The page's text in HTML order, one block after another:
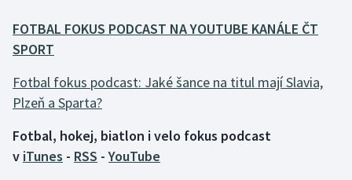
Házená
Jezdectví
Krasobruslení
FOTBAL FOKUS PODCAST NA YOUTUBE KANÁLE ČT
SPORT
Fotbal fokus podcast: Jaké šance na titul mají Slavia,
Plzeň a Sparta?
Fotbal, hokej, biatlon i velo fokus podcast
v iTunes - RSS -YouTube